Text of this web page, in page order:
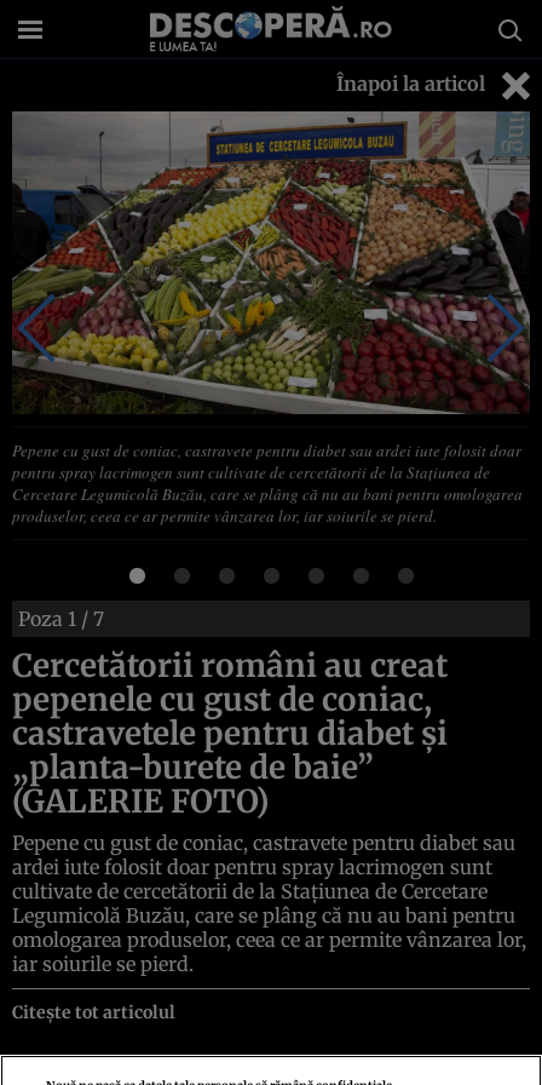
Înapoi la articol
Pepene cu gust de coniac, castravete pentru diabet sau ardei iute folosit doar
pentru spray lacrimogen sunt cultivate de cercetătorii de la Staţiunea de
Cercetare Legumicolă Buzău, care se plâng că nu au bani pentru omologarea
produselor, ceea ce ar permite vânzarea lor, iar soiurile se pierd.
Poza 1 / 7
Cercetătorii români au creat
pepenele cu gust de coniac,
castravetele pentru diabet şi
„planta-burete de baie”
(GALERIE FOTO)
Pepene cu gust de coniac, castravete pentru diabet sau
ardei iute folosit doar pentru spray lacrimogen sunt
cultivate de cercetătorii de la Staţiunea de Cercetare
Legumicolă Buzău, care se plâng că nu au bani pentru
omologarea produselor, ceea ce ar permite vânzarea lor,
iar soiurile se pierd.
Citește tot articolul